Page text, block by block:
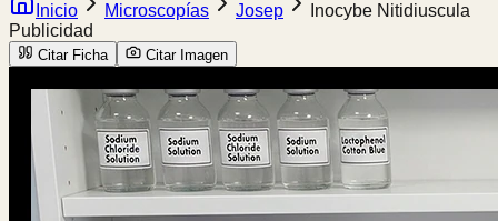
Inicio Microscopías Josep
Inocybe Nitidiuscula
Publicidad
Citar Ficha Citar Imagen